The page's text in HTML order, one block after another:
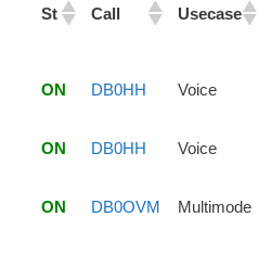
St Call Usecase
St Call Usecase
ON DB0HH Voice
ON DB0HH Voice
ON DB0OVM Multimode